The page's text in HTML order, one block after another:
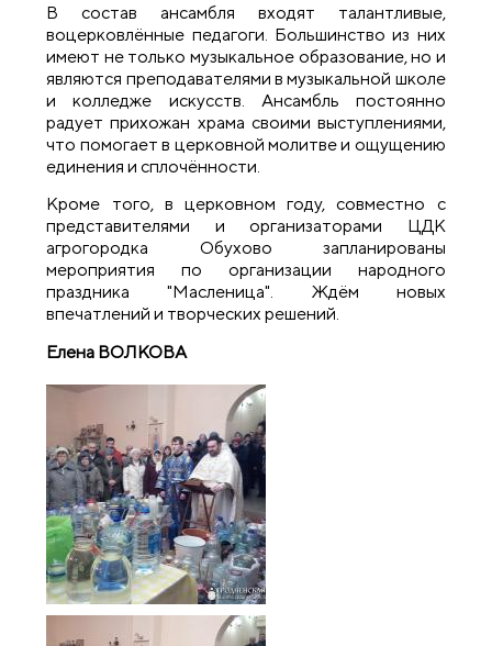
В состав ансамбля входят талантливые,
воцерковлённые педагоги. Большинство из них
имеют не только музыкальное образование, но и
являются преподавателями в музыкальной школе
и колледже искусств. Ансамбль постоянно
радует прихожан храма своими выступлениями,
что помогает в церковной молитве и ощущению
единения и сплочённости.
Кроме того, в церковном году, совместно с
представителями и организаторами ЦДК
агрогородка Обухово запланированы
мероприятия по организации народного
праздника "Масленица". Ждём новых
впечатлений и творческих решений.
Елена ВОЛКОВА